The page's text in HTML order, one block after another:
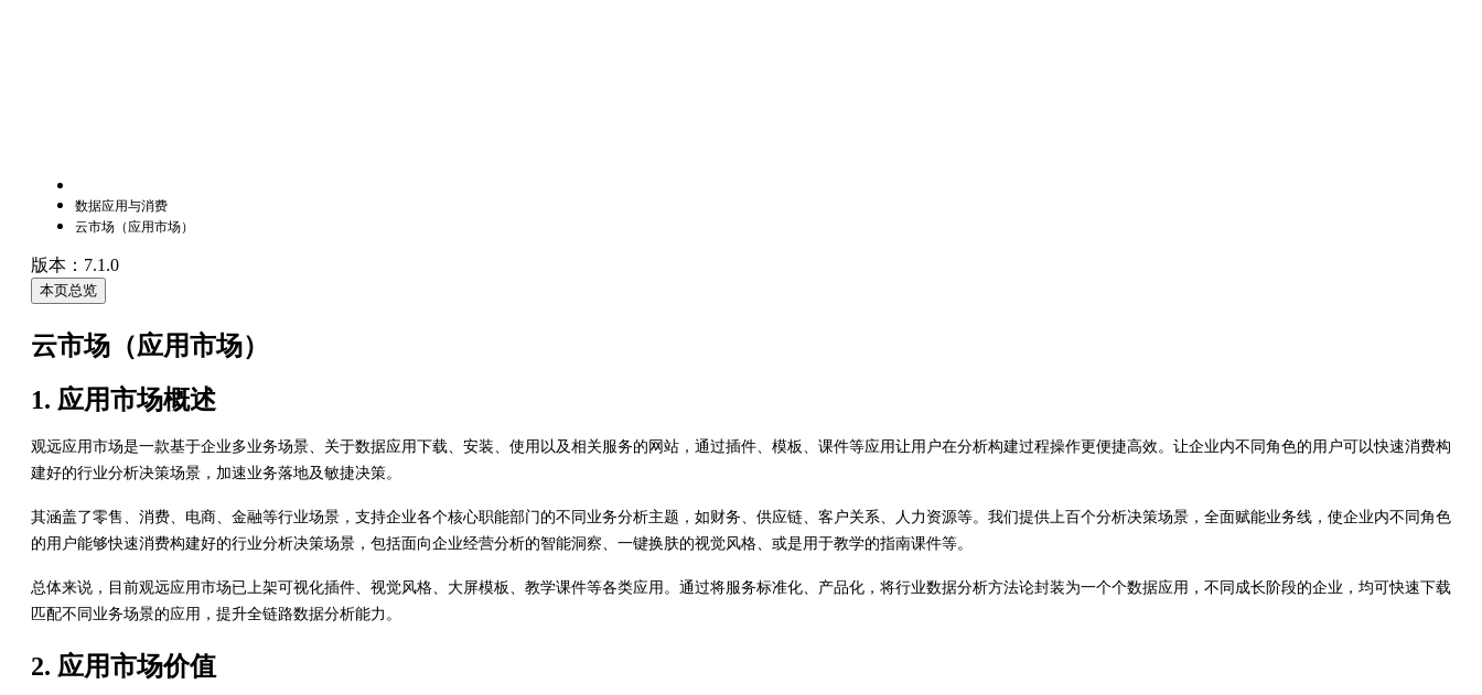
数据应用与消费
云市场（应用市场）
版本：7.1.0
本页总览
云市场（应用市场）
1. 应用市场概述
观远应用市场是一款基于企业多业务场景、关于数据应用下载、安装、使用以及相关服务的网站，通过插件、模板、课件等应用让用户在分析构建过程操作更便捷高效。让企业内不同角色的用户可以快速消费构
建好的行业分析决策场景，加速业务落地及敏捷决策。
其涵盖了零售、消费、电商、金融等行业场景，支持企业各个核心职能部门的不同业务分析主题，如财务、供应链、客户关系、人力资源等。我们提供上百个分析决策场景，全面赋能业务线，使企业内不同角色
的用户能够快速消费构建好的行业分析决策场景，包括面向企业经营分析的智能洞察、一键换肤的视觉风格、或是用于教学的指南课件等。
总体来说，目前观远应用市场已上架可视化插件、视觉风格、大屏模板、教学课件等各类应用。通过将服务标准化、产品化，将行业数据分析方法论封装为一个个数据应用，不同成长阶段的企业，均可快速下载
匹配不同业务场景的应用，提升全链路数据分析能力。
2. 应用市场价值